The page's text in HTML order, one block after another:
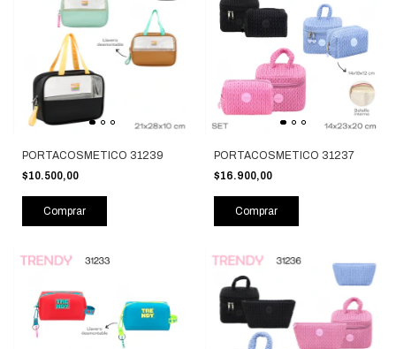
PORTACOSMETICO 31239
$10.500,00
Comprar
PORTACOSMETICO 31237
$16.900,00
Comprar